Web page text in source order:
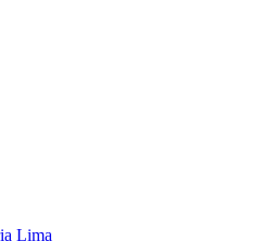
Lima